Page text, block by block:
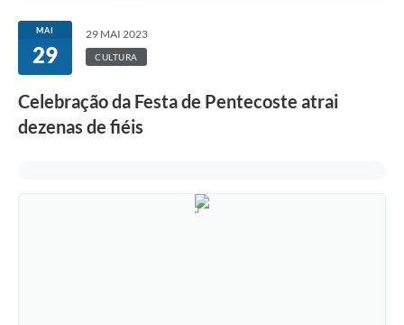
MAI
29
29 MAI 2023
CULTURA
Celebração da Festa de Pentecoste atrai
dezenas de fiéis